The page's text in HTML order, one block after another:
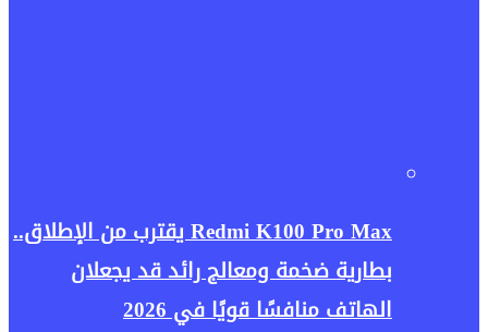
Redmi K100 Pro Max يقترب من الإطلاق..
بطارية ضخمة ومعالج رائد قد يجعلان
الهاتف منافسًا قويًا في 2026